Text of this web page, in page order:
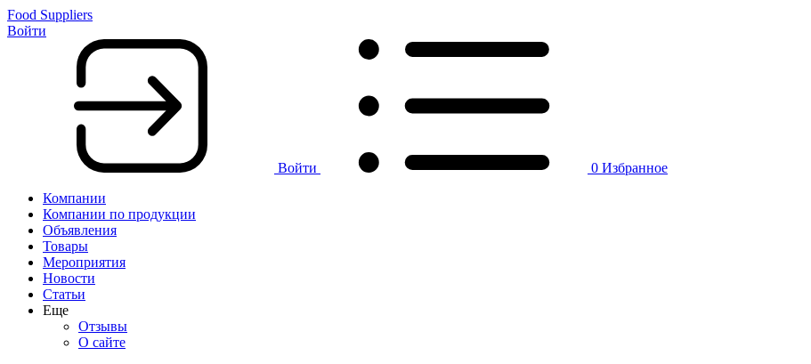
Food Suppliers
Войти
Войти 0 Избранное
Компании
Компании по продукции
Объявления
Товары
Мероприятия
Новости
Статьи
Еще
Отзывы
О сайте